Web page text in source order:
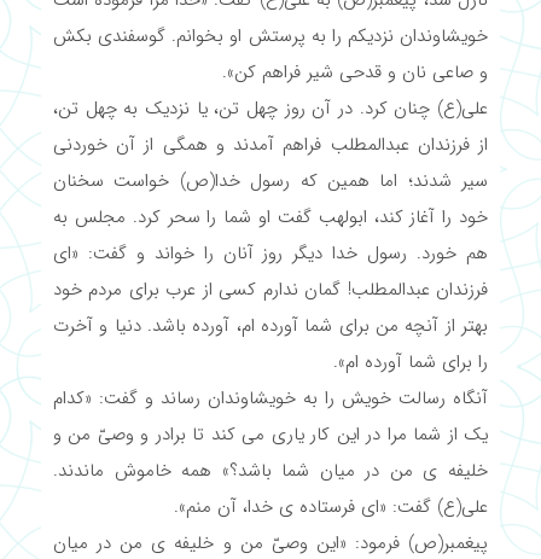
خویشاوندان نزدیکم را به پرستش او بخوانم. گوسفندی بکش
و صاعی نان و قدحی شیر فراهم کن».
علی(ع) چنان کرد. در آن روز چهل تن، یا نزدیک به چهل تن،
از فرزندان عبدالمطلب فراهم آمدند و همگی از آن خوردنی
سیر شدند؛ اما همین که رسول خدا(ص) خواست سخنان
خود را آغاز کند، ابولهب گفت او شما را سحر کرد. مجلس به
هم خورد. رسول خدا دیگر روز آنان را خواند و گفت: «ای
فرزندان عبدالمطلب! گمان ندارم کسی از عرب برای مردم خود
بهتر از آنچه من برای شما آورده ام، آورده باشد. دنیا و آخرت
را برای شما آورده ام».
آنگاه رسالت خویش را به خویشاوندان رساند و گفت: «کدام
یک از شما مرا در این کار یاری می کند تا برادر و وصیّ من و
خلیفه ی من در میان شما باشد؟» همه خاموش ماندند.
علی(ع) گفت: «ای فرستاده ی خدا، آن منم».
پیغمبر(ص) فرمود: «این وصیّ من و خلیفه ی من در میان